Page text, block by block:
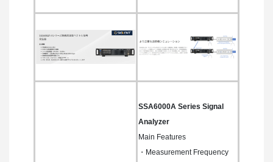
SSA6000A Series Signal
Analyzer
Main Features
・Measurement Frequency